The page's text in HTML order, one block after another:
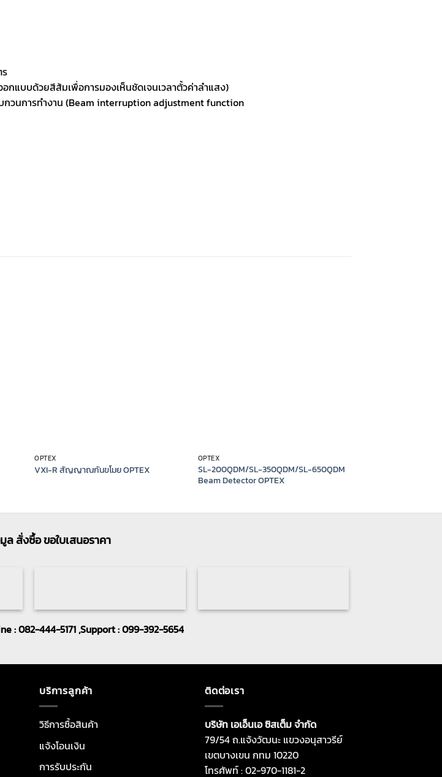
แบบด้วยสีส้มเพื่อการมองเห็นชัดเจนเวลาตั้วค่าลำแสง)
นการทำงาน (Beam interruption adjustment function
OPTEX
VXI-R สัญญาณกันขโมย OPTEX
OPTEX
SL-200QDM/SL-350QDM/SL-650QDM
Beam Detector OPTEX
สั่งซื้อ ขอใบเสนอราคา
: 082-444-5171 ,Support : 099-392-5654
บริการลูกค้า
วิธีการซื้อสินค้า
แจ้งโอนเงิน
การรับประกัน
ติดต่อเรา
บริษัท เอเอ็นเอ ซิสเต็ม จำกัด
79/54 ถ.แจ้งวัฒนะ แขวงอนุสาวรีย์
เขตบางเขน กทม 10220
โทรศัพท์ : 02-970-1181-2